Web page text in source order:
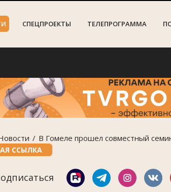
СПЕЦПРОЕКТЫ ТЕЛЕПРОГРАММА
В Гомеле прошел совместный
ССЫЛКА